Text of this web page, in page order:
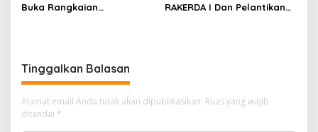
Buka Rangkaian
RAKERDA I Dan Pelantikan
Tinggalkan Balasan
Alamat email Anda tidak akan dipublikasikan. Ruas yang wajib
ditandai *